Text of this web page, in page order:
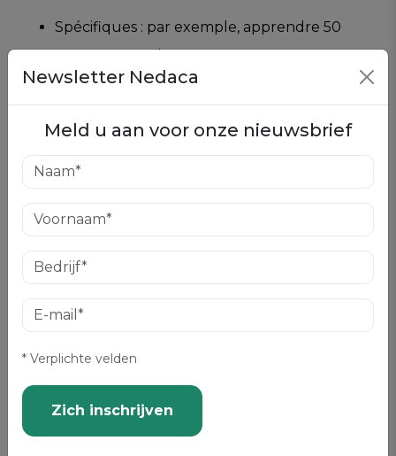
Spécifiques : par exemple, apprendre 50
mots par semaine
Mesurables : suivre vos progrès via des
Atteignables : objectifs adaptés à votre
niveau et vos ressources
temps
Temporels : définissez des échéances pour
rester motivé
2. Écoutez activement du
Newsletter Nedaca
Meld u aan voor onze nieuwsbrief
* Verplichte velden
Zich inschrijven